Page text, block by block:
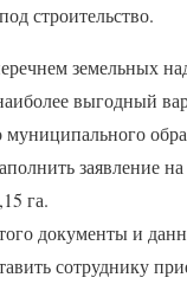
строительство.
земельных
выгодный
заявление
га.
документы и
сотруднику